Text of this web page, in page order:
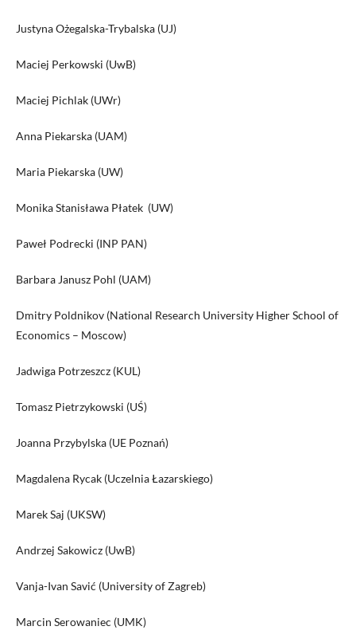
Justyna Ożegalska-Trybalska (UJ)
Maciej Perkowski (UwB)
Maciej Pichlak (UWr)
Anna Piekarska (UAM)
Maria Piekarska (UW)
Monika Stanisława Płatek (UW)
Paweł Podrecki (INP PAN)
Barbara Janusz Pohl (UAM)
Dmitry Poldnikov (National Research University Higher School of
Economics – Moscow)
Jadwiga Potrzeszcz (KUL)
Tomasz Pietrzykowski (UŚ)
Joanna Przybylska (UE Poznań)
Magdalena Rycak (Uczelnia Łazarskiego)
Marek Saj (UKSW)
Andrzej Sakowicz (UwB)
Vanja-Ivan Savić (University of Zagreb)
Marcin Serowaniec (UMK)